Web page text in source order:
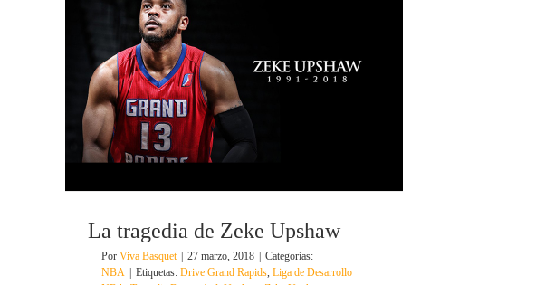
La tragedia de Zeke Upshaw
Por Viva Basquet 27 marzo, 2018
Categorías:
NBA
Etiquetas: Drive Grand Rapids, Liga de Desarrollo